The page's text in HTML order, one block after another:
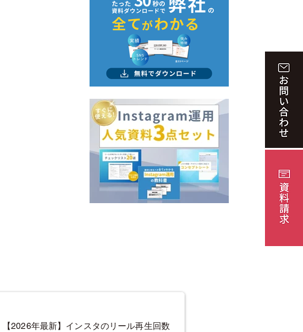
【2026年最新】インスタのリール再生回数